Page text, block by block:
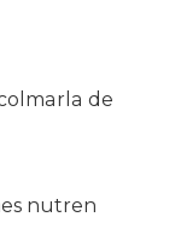
de
nutren